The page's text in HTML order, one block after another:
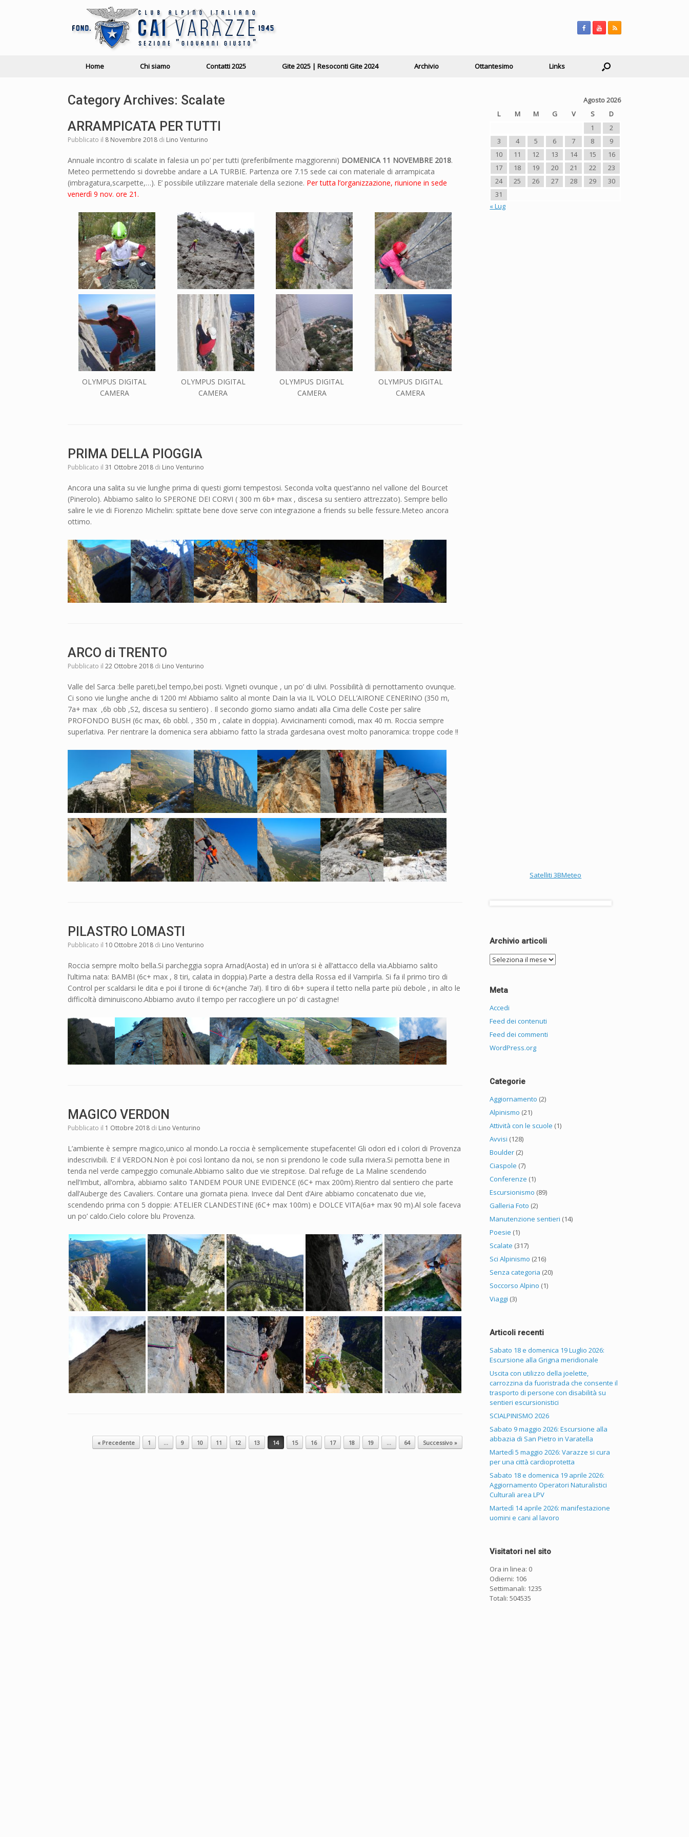
Home Chi siamo Contatti 2025 Gite 2025 | Resoconti Gite 2024 Archivio Ottantesimo Links
Category Archives: Scalate
ARRAMPICATA PER TUTTI
Pubblicato il 8 Novembre 2018 di Lino Venturino
Annuale incontro di scalate in falesia un po’ per tutti (preferibilmente maggiorenni) DOMENICA 11 NOVEMBRE 2018.
Meteo permettendo si dovrebbe andare a LA TURBIE. Partenza ore 7.15 sede cai con materiale di arrampicata
(imbragatura,scarpette,…). E’ possibile utilizzare materiale della sezione. Per tutta l’organizzazione, riunione in sede
venerdì 9 nov. ore 21.
OLYMPUS DIGITAL
CAMERA
OLYMPUS DIGITAL
CAMERA
OLYMPUS DIGITAL
CAMERA
OLYMPUS DIGITAL
CAMERA
PRIMA DELLA PIOGGIA
Pubblicato il 31 Ottobre 2018 di Lino Venturino
Ancora una salita su vie lunghe prima di questi giorni tempestosi. Seconda volta quest’anno nel vallone del Bourcet
(Pinerolo). Abbiamo salito lo SPERONE DEI CORVI ( 300 m 6b+ max , discesa su sentiero attrezzato). Sempre bello
salire le vie di Fiorenzo Michelin: spittate bene dove serve con integrazione a friends su belle fessure.Meteo ancora
ottimo.
ARCO di TRENTO
Pubblicato il 22 Ottobre 2018 di Lino Venturino
Valle del Sarca :belle pareti,bel tempo,bei posti. Vigneti ovunque , un po’ di ulivi. Possibilità di pernottamento ovunque.
Ci sono vie lunghe anche di 1200 m! Abbiamo salito al monte Dain la via IL VOLO DELL’AIRONE CENERINO (350 m,
7a+ max ,6b obb ,S2, discesa su sentiero) . Il secondo giorno siamo andati alla Cima delle Coste per salire
PROFONDO BUSH (6c max, 6b obbl. , 350 m , calate in doppia). Avvicinamenti comodi, max 40 m. Roccia sempre
superlativa. Per rientrare la domenica sera abbiamo fatto la strada gardesana ovest molto panoramica: troppe code !!
PILASTRO LOMASTI
Pubblicato il 10 Ottobre 2018 di Lino Venturino
Roccia sempre molto bella.Si parcheggia sopra Arnad(Aosta) ed in un’ora si è all’attacco della via.Abbiamo salito
l’ultima nata: BAMBI (6c+ max , 8 tiri, calata in doppia).Parte a destra della Rossa ed il Vampirla. Si fa il primo tiro di
Control per scaldarsi le dita e poi il tirone di 6c+(anche 7a!). Il tiro di 6b+ supera il tetto nella parte più debole , in alto le
difficoltà diminuiscono.Abbiamo avuto il tempo per raccogliere un po’ di castagne!
MAGICO VERDON
Pubblicato il 1 Ottobre 2018 di Lino Venturino
L’ambiente è sempre magico,unico al mondo.La roccia è semplicemente stupefacente! Gli odori ed i colori di Provenza
indescrivibili. E’ il VERDON.Non è poi così lontano da noi, se non si prendono le code sulla riviera.Si pernotta bene in
tenda nel verde campeggio comunale.Abbiamo salito due vie strepitose. Dal refuge de La Maline scendendo
nell’Imbut, all’ombra, abbiamo salito TANDEM POUR UNE EVIDENCE (6C+ max 200m).Rientro dal sentiero che parte
dall’Auberge des Cavaliers. Contare una giornata piena. Invece dal Dent d’Aire abbiamo concatenato due vie,
scendendo prima con 5 doppie: ATELIER CLANDESTINE (6C+ max 100m) e DOLCE VITA(6a+ max 90 m).Al sole faceva
un po’ caldo.Cielo colore blu Provenza.
Navigazione articolo
« Precedente 1 … 9 10 11 12 13 14 15 16 17 18 19 … 64 Successivo »
Agosto 2026
L
M M G V S
D
1
2
3
4 5 6 7 8
9
10
11 12 13 14 15
16
17
18 19 20 21 22
23
24
25 26 27 28 29
30
31
« Lug
Satelliti 3BMeteo
Archivio articoli
Archivio
articoli
Meta
Accedi
Feed dei contenuti
Feed dei commenti
WordPress.org
Categorie
Aggiornamento (2)
Alpinismo (21)
Attività con le scuole (1)
Avvisi (128)
Boulder (2)
Ciaspole (7)
Conferenze (1)
Escursionismo (89)
Galleria Foto (2)
Manutenzione sentieri (14)
Poesie (1)
Scalate (317)
Sci Alpinismo (216)
Senza categoria (20)
Soccorso Alpino (1)
Viaggi (3)
Articoli recenti
Sabato 18 e domenica 19 Luglio 2026:
Escursione alla Grigna meridionale
Uscita con utilizzo della joelette,
carrozzina da fuoristrada che consente il
trasporto di persone con disabilità su
sentieri escursionistici
SCIALPINISMO 2026
Sabato 9 maggio 2026: Escursione alla
abbazia di San Pietro in Varatella
Martedì 5 maggio 2026: Varazze si cura
per una città cardioprotetta
Sabato 18 e domenica 19 aprile 2026:
Aggiornamento Operatori Naturalistici
Culturali area LPV
Martedì 14 aprile 2026: manifestazione
uomini e cani al lavoro
Visitatori nel sito
Ora in linea: 0
Odierni: 106
Settimanali: 1235
Totali: 504535